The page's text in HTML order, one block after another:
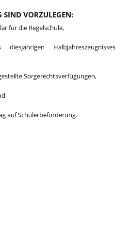
SIND VORZULEGEN:
für die Regelschule,
Halbjahreszeugnisses
Sorgerechtsverfügungen,
auf Schülerbeförderung.